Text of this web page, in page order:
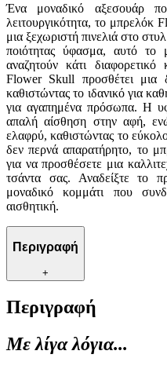
Ένα μοναδικό αξεσουάρ
λειτουργικότητα, το μπρελόκ
μια ξεχωριστή πινελιά στο
ποιότητας ύφασμα, αυτό το
αναζητούν κάτι
Flower Skull προσθέτει μια
καθιστώντας το ιδανικό για
για αγαπημένα πρόσωπα. Η
απαλή αίσθηση στην αφή, ενώ
ελαφρύ, καθιστώντας το
δεν περνά απαρατήρητο, το
για να προσθέσετε μια
τσάντα σας. Αναδείξτε το
μοναδικό κομμάτι που
αισθητική.
Περιγραφή
+
Περιγραφή
Με λίγα λόγια...